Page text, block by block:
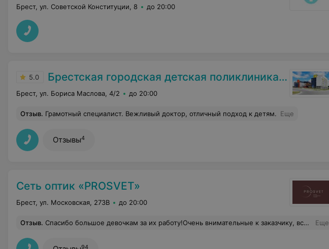
Брест, ул. Советской Конституции, 8 до 20:00
5.0 Брестская городская детская поликлиника №3
Брест, ул. Бориса Маслова, 4/2 до 20:00
Отзыв. Грамотный специалист. Вежливый доктор, отличный подход к детям. Еще
Отзывы4
Сеть оптик «PROSVET»
Брест, ул. Московская, 273В до 20:00
Отзыв. Спасибо большое девочкам за их работу!Очень внимательные к заказчику, всегда подскажут и помогут подобрать за нормальную цену ,что очень важно для пенсионеров!А в подарок мы имеем скидку и прекрасный футляр!С наступающим новым годом Здоровья, успехов, достатка и огромного человеческого счастья. С новым годом вас всех!!!! Еще
94